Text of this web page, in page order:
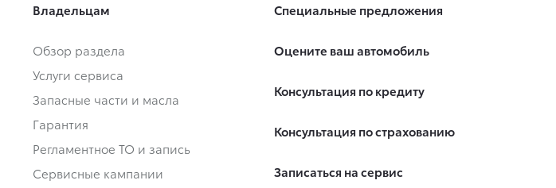
Владельцам
Обзор раздела
Услуги сервиса
Запасные части и масла
Гарантия
Регламентное ТО и запись
Сервисные кампании
Специальные предложения
Оцените ваш автомобиль
Консультация по кредиту
Консультация по страхованию
Записаться на сервис